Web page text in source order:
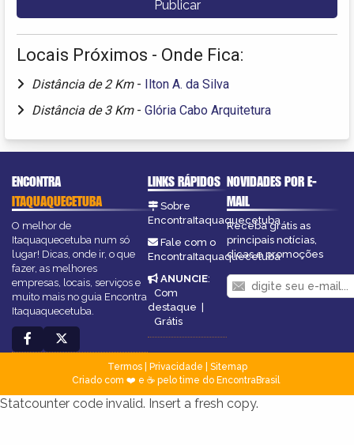
Locais Próximos - Onde Fica:
Distância de 2 Km - Ilton A. da Silva
Distância de 3 Km - Glória Cabo Arquitetura
ENCONTRA
ITAQUAQUECETUBA
O melhor de
Itaquaquecetuba num só
lugar! Dicas, onde ir, o que
fazer, as melhores
empresas, locais, serviços e
muito mais no guia Encontra
Itaquaquecetuba.
LINKS RÁPIDOS
Sobre
EncontraItaquaquecetuba
Fale com o
EncontraItaquaquecetuba
ANUNCIE:
Com
destaque |
Grátis
NOVIDADES POR E-
MAIL
Receba grátis as
principais notícias,
dicas e promoções
Termos| Privacidade
Sitemap
Criado com ❤️ e ☕ pelo time do EncontraBrasil
Statcounter code invalid. Insert a fresh copy.